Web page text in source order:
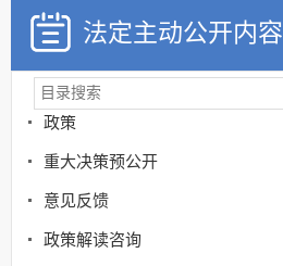
法定主动公开内容
机关简介
政策
重大决策预公开
意见反馈
政策解读咨询